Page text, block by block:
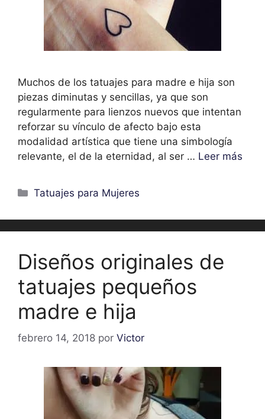
Muchos de los tatuajes para madre e hija son
piezas diminutas y sencillas, ya que son
regularmente para lienzos nuevos que intentan
reforzar su vínculo de afecto bajo esta
modalidad artística que tiene una simbología
relevante, el de la eternidad, al ser … Leer más
Categorías
Tatuajes para Mujeres
Diseños originales de
tatuajes pequeños
madre e hija
febrero 14, 2018 por Victor